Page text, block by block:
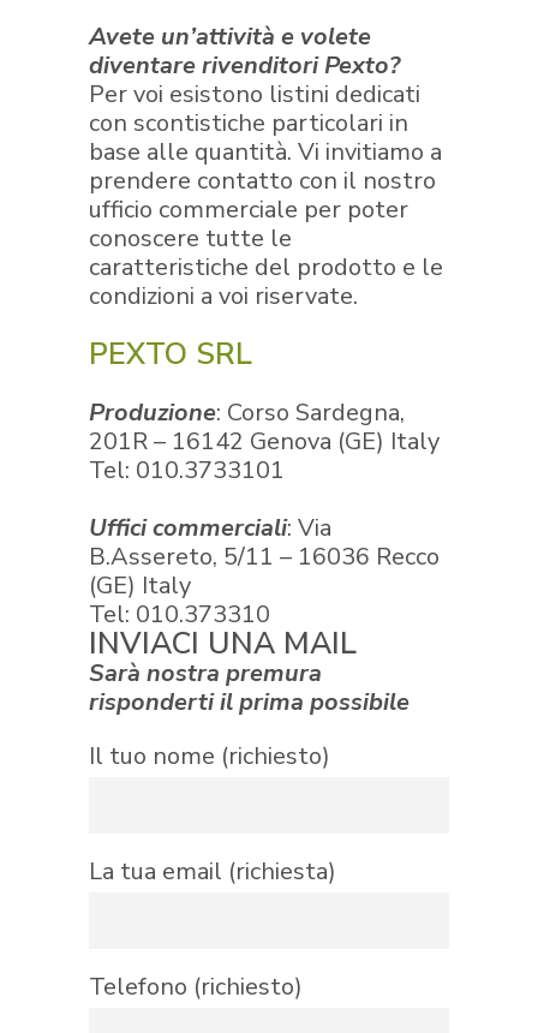
Avete un’attività e volete
diventare rivenditori Pexto?
Per voi esistono listini dedicati
con scontistiche particolari in
base alle quantità. Vi invitiamo a
prendere contatto con il nostro
ufficio commerciale per poter
conoscere tutte le
caratteristiche del prodotto e le
condizioni a voi riservate.
PEXTO SRL
Produzione: Corso Sardegna,
201R – 16142 Genova (GE) Italy
Tel: 010.3733101
Uffici commerciali: Via
B.Assereto, 5/11 – 16036 Recco
(GE) Italy
Tel: 010.373310
INVIACI UNA MAIL
Sarà nostra premura
risponderti il prima possibile
Il tuo nome (richiesto)
La tua email (richiesta)
Telefono (richiesto)